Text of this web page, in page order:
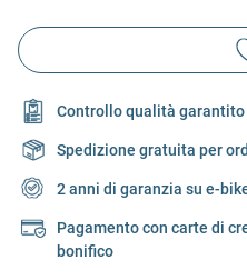
Controllo qualità garantito
Spedizione gratuita per
2 anni di garanzia su e-
Pagamento con carte di
bonifico